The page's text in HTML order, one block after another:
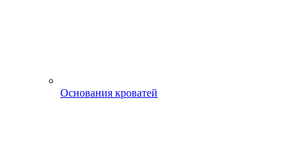
Основания кроватей